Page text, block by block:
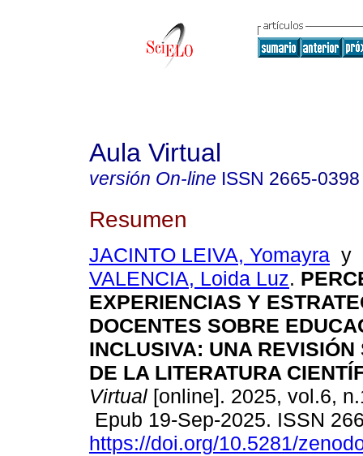
Aula Virtual
versión On-line ISSN 2665-0398
Resumen
JACINTO LEIVA, Yomayra y
VALENCIA, Loida Luz.
EXPERIENCIAS Y
DOCENTES SOBRE
INCLUSIVA: UNA REVISIÓN
DE LA LITERATURA
Virtual [online]. 2025, vol.6,
Epub 19-Sep-2025. ISSN
https://doi.org/10.5281/